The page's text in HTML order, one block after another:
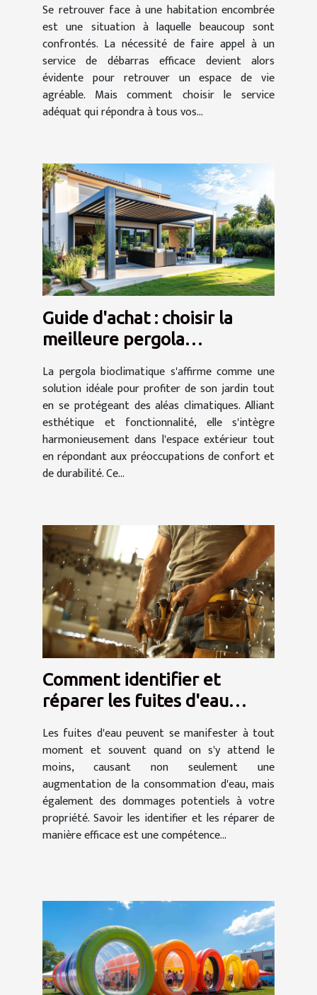
Se retrouver face à une habitation encombrée
est une situation à laquelle beaucoup sont
confrontés. La nécessité de faire appel à un
service de débarras efficace devient alors
évidente pour retrouver un espace de vie
agréable. Mais comment choisir le service
adéquat qui répondra à tous vos...
Guide d'achat : choisir la
meilleure pergola
jardin
La pergola bioclimatique s'affirme comme une
solution idéale pour profiter de son jardin tout
en se protégeant des aléas climatiques. Alliant
esthétique et fonctionnalité, elle s'intègre
harmonieusement dans l'espace extérieur tout
en répondant aux préoccupations de confort et
de durabilité. Ce...
Comment identifier et
réparer les fuites d'eau
Les fuites d'eau peuvent se manifester à tout
moment et souvent quand on s'y attend le
moins, causant non seulement une
augmentation de la consommation d'eau, mais
également des dommages potentiels à votre
propriété. Savoir les identifier et les réparer de
manière efficace est une compétence...